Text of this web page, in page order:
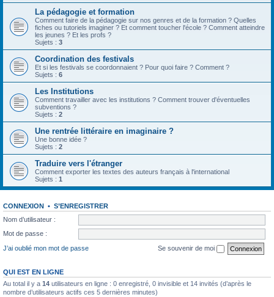
La pédagogie et formation
Comment faire de la pédagogie sur nos genres et de la formation ? Quelles
fiches ou tutoriels imaginer ? Et comment toucher l'école ? Comment atteindre
les jeunes ? Et les profs ?
Sujets : 3
Coordination des festivals
Et si les festivals se coordonnaient ? Pour quoi faire ? Comment ?
Sujets : 6
Les Institutions
Comment travailler avec les institutions ? Comment trouver d'éventuelles
subventions ?
Sujets : 2
Une rentrée littéraire en imaginaire ?
Une bonne idée ?
Sujets : 2
Traduire vers l'étranger
Comment exporter les textes des auteurs français à l'international
Sujets : 1
CONNEXION • S’ENREGISTRER
Nom d’utilisateur :
Mot de passe :
J’ai oublié mon mot de passe
Se souvenir de moi
QUI EST EN LIGNE
Au total il y a 14 utilisateurs en ligne : 0 enregistré, 0 invisible et 14 invités (d’après le
nombre d’utilisateurs actifs ces 5 dernières minutes)